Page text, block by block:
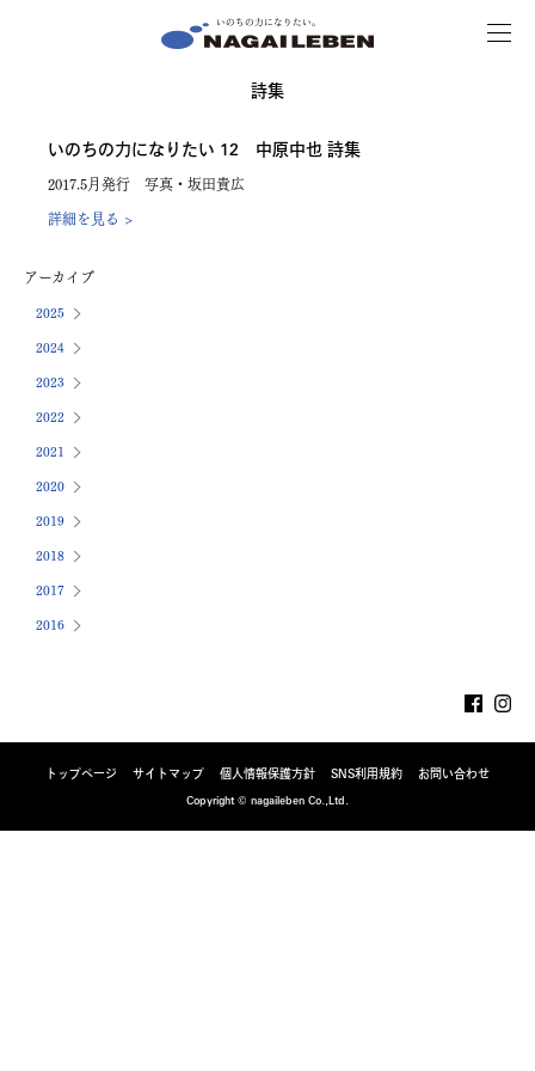
MENU
詩集
いのちの力になりたい 12 中原中也 詩集
2017.5月発行 写真・坂田貴広
詳細を見る >
アーカイブ
2025
2024
2023
2022
2021
2020
2019
2018
2017
2016
トップページ サイトマップ 個人情報保護方針 SNS利用規約
お問い合わせ
Copyright © nagaileben Co.,Ltd.